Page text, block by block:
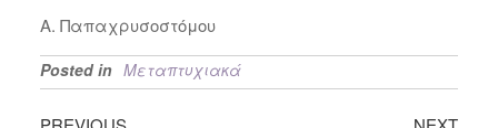
Α. Παπαχρυσοστόμου
Posted in Μεταπτυχιακά